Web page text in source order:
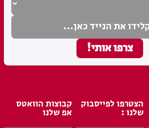
הצטרפו לפייסבוק
שלנו :
קבוצות הוואטס
אפ שלנו